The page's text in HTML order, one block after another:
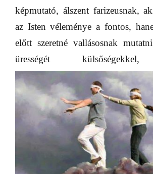
képmutató, álszent farizeusnak,
az Isten véleménye a fontos,
előtt szeretné vallásosnak
ürességét